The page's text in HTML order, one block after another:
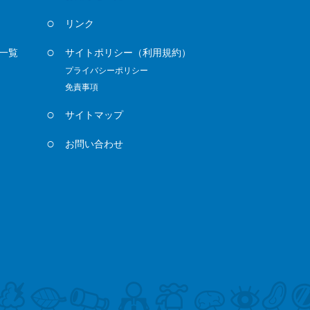
覧
リンク
サイトポリシー （利用規約）
プライバシーポリシー
免責事項
サイトマップ
お問い合わせ